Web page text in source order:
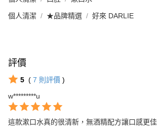
個人清潔 ★品牌精選 好來 DARLIE
評價
5 ( 7 則評價 )
w*********u
這款漱口水真的很清新，無酒精配方讓口感更佳